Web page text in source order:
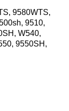
9580WTS,
9510,
W540,
9550SH,